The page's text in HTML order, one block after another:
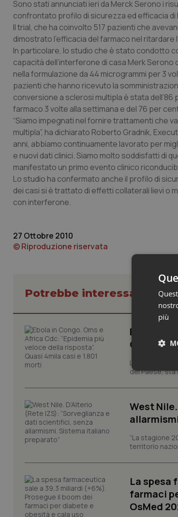
Sono stati annunciati ieri da Merck Serono i
confrontato profilo di sicurezza ed efficacia
Il trial, che ha coinvolto 517 pazienti che
dimostrato l’efficacia del farmaco nel ritardare
In particolare, lo studio che è stato condotto
capacità dell’interferone di casa Merk
nella formulazione da 44 microgrammi per 3
pazienti che hanno ricevuto la
conversione a sclerosi multipla è stata
farmaco 3 volte alla settimana e del 76 per
“Siamo impegnati nel fornire trattamenti che
multipla”, ha dichiarato Roberto Gradnik,
anni, abbiamo continuamente lavorato per
e nuovi dati clinici. Siamo molto soddisfatti di
manifestato un primo evento clinico
Lo studio ha confermato anche il profilo di
dei casi si è trattato di effetti collaterali lievi o
con interferone.
27 Ottobre 2010
© Riproduzione riservata
Potrebbe interessarti in
Ebola in
Quasi
L’epidemia di
del Paese,
West
“La stagione
territorio
La spesa
farmaci
OsMed
più